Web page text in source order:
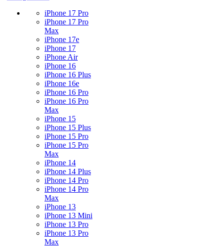
iPhone 17 Pro
iPhone 17 Pro
Max
iPhone 17e
iPhone 17
iPhone Air
iPhone 16
iPhone 16 Plus
iPhone 16e
iPhone 16 Pro
iPhone 16 Pro
Max
iPhone 15
iPhone 15 Plus
iPhone 15 Pro
iPhone 15 Pro
Max
iPhone 14
iPhone 14 Plus
iPhone 14 Pro
iPhone 14 Pro
Max
iPhone 13
iPhone 13 Mini
iPhone 13 Pro
iPhone 13 Pro
Max